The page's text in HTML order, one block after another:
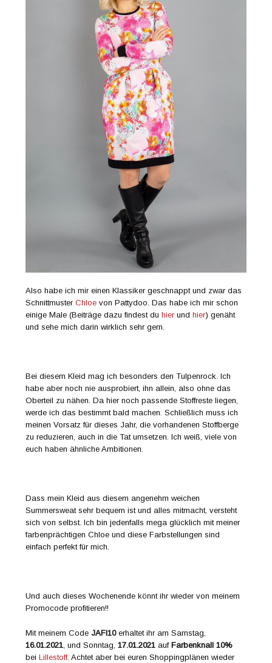
Also habe ich mir einen Klassiker geschnappt und zwar das
SchnittmusterChloevon Pattydoo. Das habe ich mir schon
einige Male (Beiträge dazu findest duhierundhier) genäht
und sehe mich darin wirklich sehr gern.
Bei diesem Kleid mag ich besonders den Tulpenrock. Ich
habe aber noch nie ausprobiert, ihn allein, also ohne das
Oberteil zu nähen. Da hier noch passende Stoffreste liegen,
werde ich das bestimmt bald machen. Schließlich muss ich
meinen Vorsatz für dieses Jahr, die vorhandenen Stoffberge
zu reduzieren, auch in die Tat umsetzen. Ich weiß, viele von
euch haben ähnliche Ambitionen.
Dass mein Kleid aus diesem angenehm weichen
Summersweat sehr bequem ist und alles mitmacht, versteht
sich von selbst. Ich bin jedenfalls mega glücklich mit meiner
farbenprächtigen Chloe und diese Farbstellungen sind
einfach perfekt für mich.
Und auch dieses Wochenende könnt ihr wieder von meinem
Promocode profitieren!!
Mit meinem CodeJAFI10erhaltet ihr am Samstag,
16.01.2021, und Sonntag,17.01.2021 auf Farbenknall 10%
beiLillestoff. Achtet aber bei euren Shoppingplänen wieder